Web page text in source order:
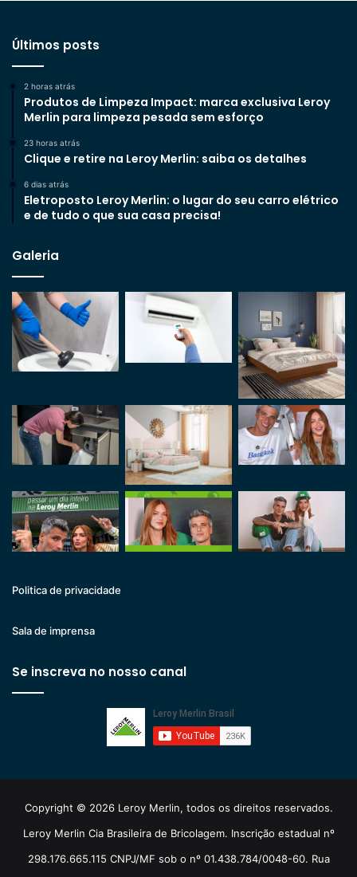
Últimos posts
2 horas atrás
Produtos de Limpeza Impact: marca exclusiva Leroy
Merlin para limpeza pesada sem esforço
23 horas atrás
Clique e retire na Leroy Merlin: saiba os detalhes
6 dias atrás
Eletroposto Leroy Merlin: o lugar do seu carro elétrico
e de tudo o que sua casa precisa!
Galeria
Politica de privacidade
Sala de imprensa
Se inscreva no nosso canal
Copyright © 2026 Leroy Merlin, todos os direitos reservados.
Leroy Merlin Cia Brasileira de Bricolagem. Inscrição estadual nº
298.176.665.115 CNPJ/MF sob o nº 01.438.784/0048-60. Rua